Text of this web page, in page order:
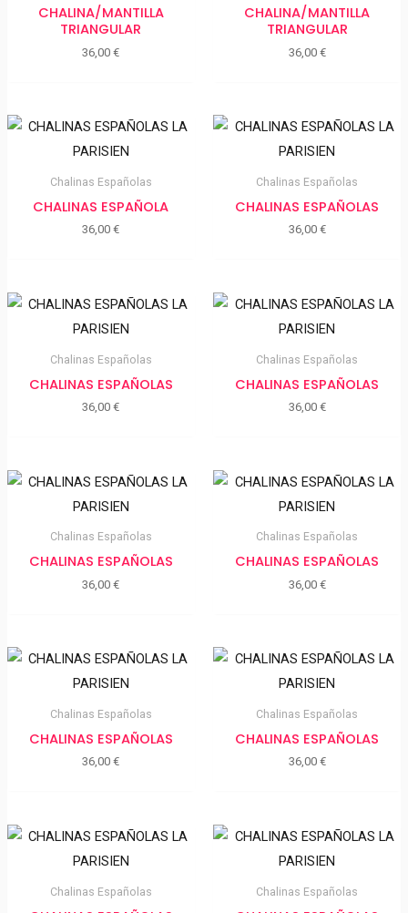
CHALINA/MANTILLA
TRIANGULAR
36,00€
CHALINA/MANTILLA
TRIANGULAR
36,00 €
Chalinas Españolas
CHALINAS ESPAÑOLA
36,00€
Chalinas Españolas
CHALINAS ESPAÑOLAS
36,00 €
Chalinas Españolas
CHALINAS ESPAÑOLAS
36,00€
Chalinas Españolas
CHALINAS ESPAÑOLAS
36,00 €
Chalinas Españolas
CHALINAS ESPAÑOLAS
36,00€
Chalinas Españolas
CHALINAS ESPAÑOLAS
36,00 €
Chalinas Españolas
CHALINAS ESPAÑOLAS
36,00€
Chalinas Españolas
CHALINAS ESPAÑOLAS
36,00 €
Chalinas Españolas Chalinas Españolas